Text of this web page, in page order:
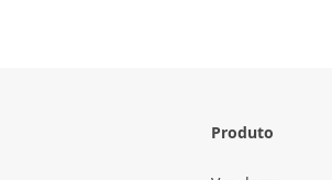
Produto